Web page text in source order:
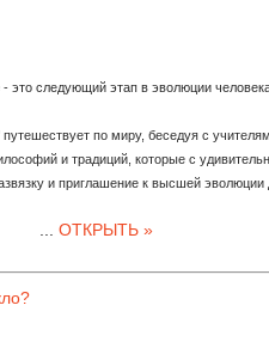
- это следующий этап в эволюции
по миру, беседуя с
и традиций, которые с
и приглашение к высшей эволюции
... ОТКРЫТЬ »